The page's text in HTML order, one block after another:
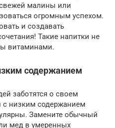
малины или
огромным успехом.
и создавать
Такие напитки не
витаминами.
содержанием
заботятся о своем
с низким содержанием
Замените обычный
мед в умеренных